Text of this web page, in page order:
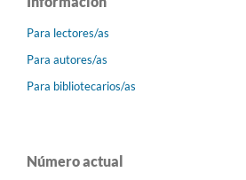
Para lectores/as
Para autores/as
Para bibliotecarios/as
Número actual